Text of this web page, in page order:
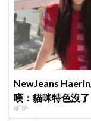
NewJeans
嘆：貓咪特色沒
明星